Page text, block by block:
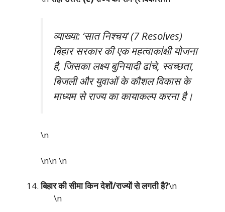
व्याख्या: ‘सात निश्चय’ (7 Resolves)
बिहार सरकार की एक महत्वाकांक्षी योजना
है, जिसका लक्ष्य बुनियादी ढांचे, स्वच्छता,
बिजली और युवाओं के कौशल विकास के
माध्यम से राज्य का कायाकल्प करना है।
\n
\n\n\n
बिहार की सीमा किन देशों/राज्यों से लगती है?\n
\n